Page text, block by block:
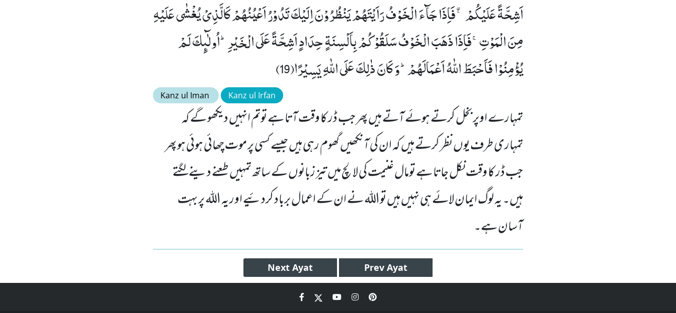
اَشِحَّةً عَلَیْكُمْ ۚۖ-فَاِذَا جَآءَ الْخَوْفُ رَاَیْتَهُمْ یَنْظُرُوْنَ اِلَیْكَ تَدُوْرُ اَعْیُنُهُمْ كَالَّذِیْ یُغْشٰى عَلَیْهِ
مِنَ الْمَوْتِۚ-فَاِذَا ذَهَبَ الْخَوْفُ سَلَقُوْكُمْ بِاَلْسِنَةٍ حِدَادٍ اَشِحَّةً عَلَى الْخَیْرِؕ-اُولٰٓىٕكَ لَمْ
یُؤْمِنُوْا فَاَحْبَطَ اللّٰهُ اَعْمَالَهُمْؕ-وَ كَانَ ذٰلِكَ عَلَى اللّٰهِ یَسِیْرًا(19)
Kanz ul Iman Kanz ul Irfan
تمہارے اوپر بخل کرتے ہوئے آتے ہیں پھر جب ڈر کا وقت آتا ہے توتم انہیں دیکھو گے کہ
تمہاری طرف یوں نظر کرتے ہیں کہ ان کی آنکھیں گھوم رہی ہیں جیسے کسی پر موت چھائی ہوئی ہو پھر
جب ڈر کا وقت نکل جاتا ہے تومال غنیمت کی لالچ میں تیز زبانوں کے ساتھ تمہیں طعنے دینے لگتے
ہیں۔ یہ لوگ ایمان لائے ہی نہیں ہیں تواللہ نے ان کے اعمال برباد کردئیے اور یہ الله پر بہت
آسان ہے۔
Next Ayat Prev Ayat